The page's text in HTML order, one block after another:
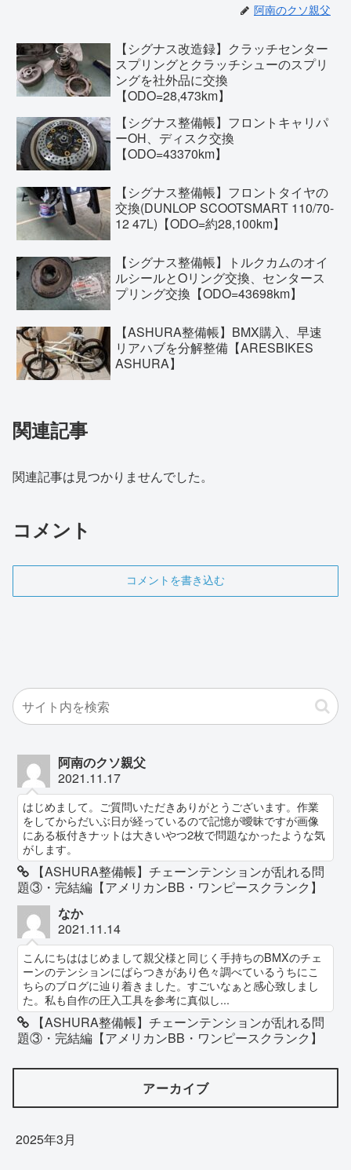
阿南のクソ親父
【シグナス改造録】クラッチセンター
スプリングとクラッチシューのスプリ
ングを社外品に交換
【ODO=28,473km】
【シグナス整備帳】フロントキャリパ
ーOH、ディスク交換
【ODO=43370km】
【シグナス整備帳】フロントタイヤの
交換(DUNLOP SCOOTSMART 110/70-
12 47L)【ODO=約28,100km】
【シグナス整備帳】トルクカムのオイ
ルシールとOリング交換、センタース
プリング交換【ODO=43698km】
【ASHURA整備帳】BMX購入、早速
リアハブを分解整備【ARESBIKES
ASHURA】
関連記事
関連記事は見つかりませんでした。
コメント
コメントを書き込む
阿南のクソ親父
2021.11.17
はじめまして。ご質問いただきありがとうございます。作業
をしてからだいぶ日が経っているので記憶が曖昧ですが画像
にある板付きナットは大きいやつ2枚で問題なかったような気
がします。
【ASHURA整備帳】チェーンテンションが乱れる問
題③・完結編【アメリカンBB・ワンピースクランク】
なか
2021.11.14
こんにちははじめまして親父様と同じく手持ちのBMXのチェ
ーンのテンションにばらつきがあり色々調べているうちにこ
ちらのブログに辿り着きました。すごいなぁと感心致しまし
た。私も自作の圧入工具を参考に真似し...
【ASHURA整備帳】チェーンテンションが乱れる問
題③・完結編【アメリカンBB・ワンピースクランク】
アーカイブ
2025年3月